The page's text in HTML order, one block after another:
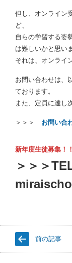
但し、オンライン
ど、
自らの学習する姿
は難しいかと思い
それは、オンライ
お問い合わせは、
ております。
また、定員に達し
＞＞＞ お問い合
新年度生徒募集！！
＞＞＞
前の記事